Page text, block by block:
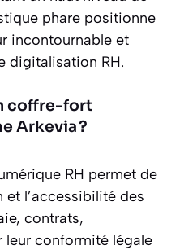
phare positionne
incontournable et
digitalisation RH.
coffre-fort
Arkevia ?
RH permet de
et l’accessibilité des
contrats,
conformité légale